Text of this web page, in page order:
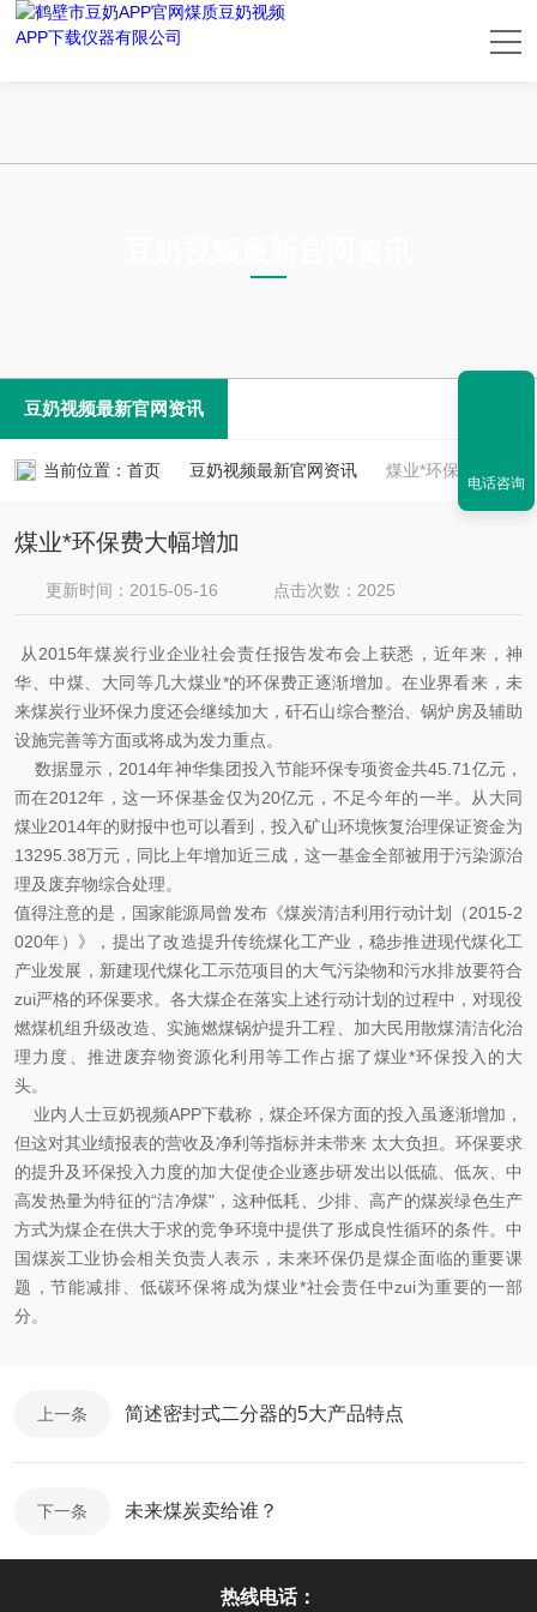
豆奶视频最新官网资讯
当前位置： 首页 豆奶视频最新官网资讯 煤业*环保费大幅增加
煤业*环保费大幅增加
更新时间：2015-05-16 点击次数：2025
从2015年煤炭行业企业社会责任报告发布会上获悉，近年来，神
华、中煤、大同等几大煤业*的环保费正逐渐增加。在业界看来，未
来煤炭行业环保力度还会继续加大，矸石山综合整治、锅炉房及辅助
设施完善等方面或将成为发力重点。
数据显示，2014年神华集团投入节能环保专项资金共45.71亿元，
而在2012年，这一环保基金仅为20亿元，不足今年的一半。从大同
煤业2014年的财报中也可以看到，投入矿山环境恢复治理保证资金为
13295.38万元，同比上年增加近三成，这一基金全部被用于污染源治
理及废弃物综合处理。
值得注意的是，国家能源局曾发布《煤炭清洁利用行动计划（2015-2
020年）》，提出了改造提升传统煤化工产业，稳步推进现代煤化工
产业发展，新建现代煤化工示范项目的大气污染物和污水排放要符合
zui严格的环保要求。各大煤企在落实上述行动计划的过程中，对现役
燃煤机组升级改造、实施燃煤锅炉提升工程、加大民用散煤清洁化治
理力度、推进废弃物资源化利用等工作占据了煤业*环保投入的大
头。
业内人士豆奶视频APP下载称，煤企环保方面的投入虽逐渐增加，
但这对其业绩报表的营收及净利等指标并未带来 太大负担。环保要求
的提升及环保投入力度的加大促使企业逐步研发出以低硫、低灰、中
高发热量为特征的“洁净煤"，这种低耗、少排、高产的煤炭绿色生产
方式为煤企在供大于求的竞争环境中提供了形成良性循环的条件。中
国煤炭工业协会相关负责人表示，未来环保仍是煤企面临的重要课
题，节能减排、低碳环保将成为煤业*社会责任中zui为重要的一部
分。
上一条 简述密封式二分器的5大产品特点
下一条 未来煤炭卖给谁？
热线电话：
电话咨询